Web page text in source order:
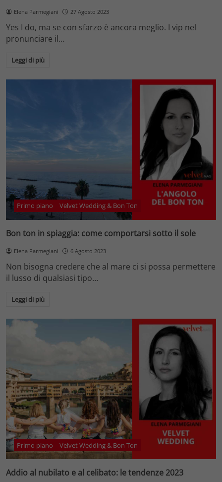
Elena Parmegiani 27 Agosto 2023
Yes I do, ma se con sfarzo è ancora meglio. I vip nel
pronunciare il…
Leggi di più
Primo piano Velvet Wedding & Bon Ton
Bon ton in spiaggia: come comportarsi sotto il sole
Elena Parmegiani 6 Agosto 2023
Non bisogna credere che al mare ci si possa permettere
il lusso di qualsiasi tipo…
Leggi di più
Primo piano Velvet Wedding & Bon Ton
Addio al nubilato e al celibato: le tendenze 2023